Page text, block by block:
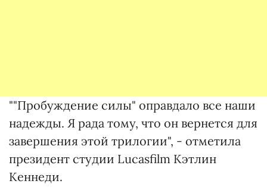
""Пробуждение силы" оправдало все наши
надежды. Я рада тому, что он вернется для
завершения этой трилогии", - отметила
президент студии Lucasfilm Кэтлин
Кеннеди.